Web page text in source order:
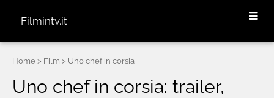
Filmintv.it
Home > Film > Uno chef in corsia
Uno chef in corsia: trailer,